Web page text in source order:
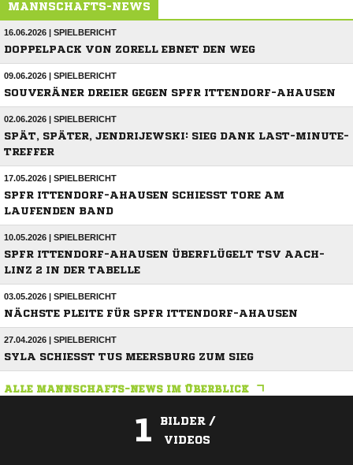
MANNSCHAFTS-NEWS
16.06.2026 | SPIELBERICHT
DOPPELPACK VON ZORELL EBNET DEN WEG
09.06.2026 | SPIELBERICHT
SOUVERÄNER DREIER GEGEN SPFR ITTENDORF-AHAUSEN
02.06.2026 | SPIELBERICHT
SPÄT, SPÄTER, JENDRIJEWSKI: SIEG DANK LAST-MINUTE-
TREFFER
17.05.2026 | SPIELBERICHT
SPFR ITTENDORF-AHAUSEN SCHIESST TORE AM L
AUFENDEN BAND
10.05.2026 | SPIELBERICHT
SPFR ITTENDORF-AHAUSEN ÜBERFLÜGELT TSV AACH-
LINZ 2 IN DER TABELLE
03.05.2026 | SPIELBERICHT
NÄCHSTE PLEITE FÜR SPFR ITTENDORF-AHAUSEN
27.04.2026 | SPIELBERICHT
SYLA SCHIESST TUS MEERSBURG ZUM SIEG
ALLE MANNSCHAFTS-NEWS IM ÜBERBLICK
1
BILDER /
VIDEOS